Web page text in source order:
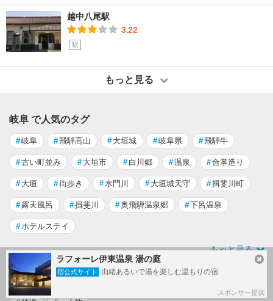
越中八尾駅
3.22
駅
もっと見る
岐阜 で人気のタグ
#岐阜 #飛騨高山 # 大垣城 #岐阜県 #飛騨牛
#古い町並み # 大垣市 # 白川郷 #温泉 #合掌造り
# 大垣 #街歩き #水門川 # 大垣城天守 #揖斐川町
# 露天風呂 #揖斐川 #奥飛騨温泉郷 #下呂温泉
#ホテルステイ
もっと見る
タグから国内旅行記
ラフォーレ伊東温泉 湯の庭
宿公式サイト 由緒あるいで湯を楽しむ温もりの宿
スポンサー提供